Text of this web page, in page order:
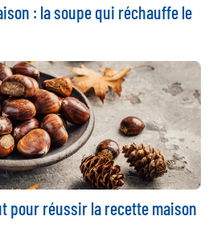
: la soupe qui réchauffe le
pour réussir la recette maison